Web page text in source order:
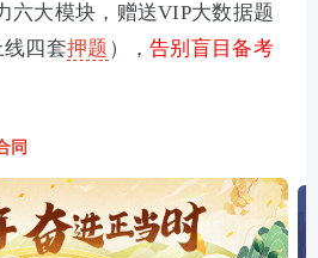
六大模块，赠送VIP大数据题
四套押题 ），告别盲目备考
同